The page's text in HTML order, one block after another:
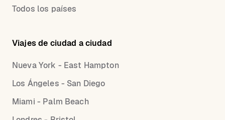
Todos los países
Viajes de ciudad a ciudad
Nueva York - East Hampton
Los Ángeles - San Diego
Miami - Palm Beach